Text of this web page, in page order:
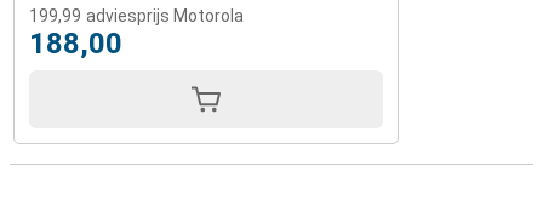
199,99 adviesprijs Motorola
188,00